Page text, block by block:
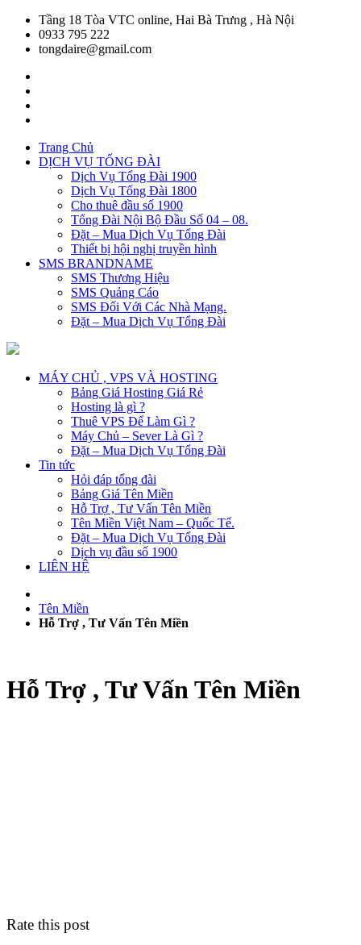
Tầng 18 Tòa VTC online, Hai Bà Trưng , Hà Nội
0933 795 222
tongdaire@gmail.com
Trang Chủ
DỊCH VỤ TỔNG ĐÀI
Dịch Vụ Tổng Đài 1900
Dịch Vụ Tổng Đài 1800
Cho thuê đầu số 1900
Tổng Đài Nội Bộ Đầu Số 04 – 08.
Đặt – Mua Dịch Vụ Tổng Đài
Thiết bị hội nghị truyền hình
SMS BRANDNAME
SMS Thương Hiệu
SMS Quảng Cáo
SMS Đối Với Các Nhà Mạng.
Đặt – Mua Dịch Vụ Tổng Đài
MÁY CHỦ , VPS VÀ HOSTING
Bảng Giá Hosting Giá Rẻ
Hosting là gì ?
Thuê VPS Để Làm Gì ?
Máy Chủ – Sever Là Gì ?
Đặt – Mua Dịch Vụ Tổng Đài
Tin tức
Hỏi đáp tổng đài
Bảng Giá Tên Miền
Hỗ Trợ , Tư Vấn Tên Miền
Tên Miền Việt Nam – Quốc Tế.
Đặt – Mua Dịch Vụ Tổng Đài
Dịch vụ đầu số 1900
LIÊN HỆ
Tên Miền
Hỗ Trợ , Tư Vấn Tên Miền
Hỗ Trợ , Tư Vấn Tên Miền
Rate this post